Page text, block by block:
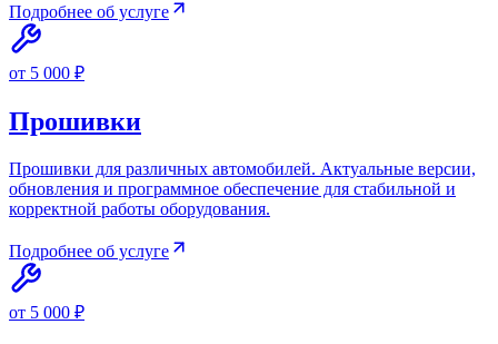
Подробнее об услуге
от 5 000 ₽
Прошивки
Прошивки для различных автомобилей. Актуальные версии,
обновления и программное обеспечение для стабильной и
корректной работы оборудования.
Подробнее об услуге
от 5 000 ₽